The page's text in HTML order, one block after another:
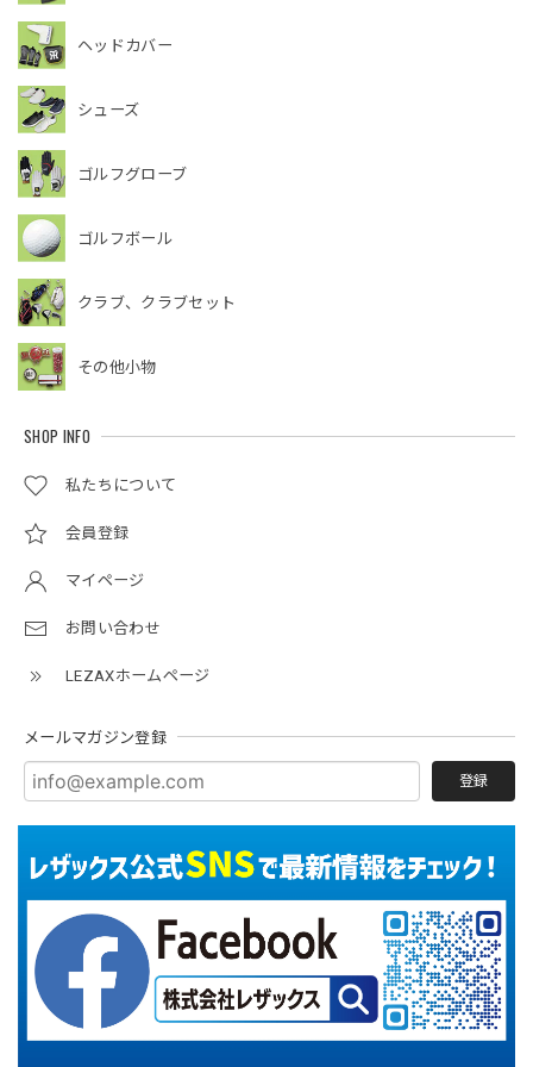
ヘッドカバー
シューズ
ゴルフグローブ
ゴルフボール
クラブ、クラブセット
その他小物
SHOP INFO
私たちについて
会員登録
マイページ
お問い合わせ
LEZAXホームページ
メールマガジン登録
登録